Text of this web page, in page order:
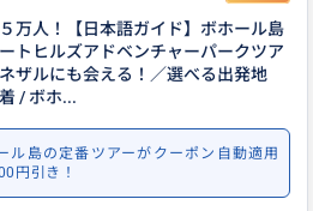
万人！【日本語ガイド】ボホール島
トヒルズアドベンチャーパークツア
ザルにも会える！／選べる出発地
/ ボホ...
ル島の定番ツアーがクーポン自動適用
円引き！